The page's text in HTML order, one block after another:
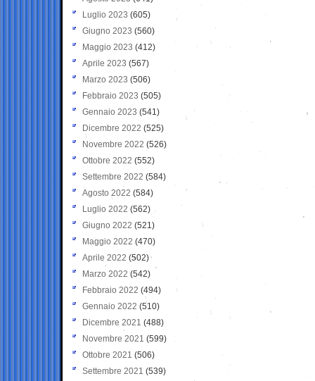
Luglio 2023 (605)
Giugno 2023 (560)
Maggio 2023 (412)
Aprile 2023 (567)
Marzo 2023 (506)
Febbraio 2023 (505)
Gennaio 2023 (541)
Dicembre 2022 (525)
Novembre 2022 (526)
Ottobre 2022 (552)
Settembre 2022 (584)
Agosto 2022 (584)
Luglio 2022 (562)
Giugno 2022 (521)
Maggio 2022 (470)
Aprile 2022 (502)
Marzo 2022 (542)
Febbraio 2022 (494)
Gennaio 2022 (510)
Dicembre 2021 (488)
Novembre 2021 (599)
Ottobre 2021 (506)
Settembre 2021 (539)